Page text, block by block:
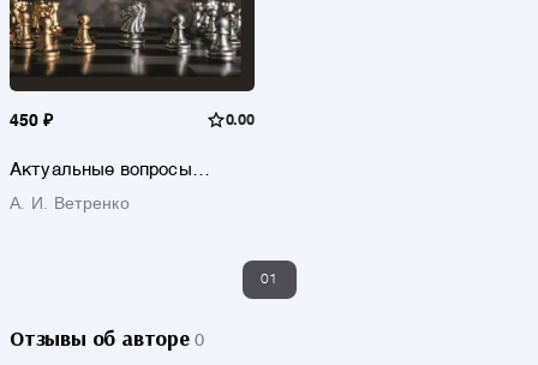
450 ₽ 0.00
Актуальные вопросы
практики
А. И. Ветренко
01
Отзывы об авторе 0